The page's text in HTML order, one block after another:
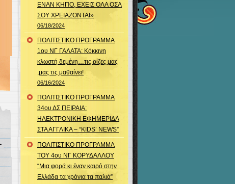
ΕΝΑΝ ΚΗΠΟ, ΕΧΕΙΣ ΟΛΑ ΟΣΑ
ΣΟΥ ΧΡΕΙΑΖΟΝΤΑΙ»
06/18/2024
ΠΟΛΙΤΙΣΤΙΚΟ ΠΡΟΓΡΑΜΜΑ
1ου ΝΓ ΓΑΛΑΤΑ: Κόκκινη
κλωστή δεμένη…τις ρίζες μας
,μας τις μαθαίνει!
06/16/2024
ΠΟΛΙΤΙΣΤΙΚΟ ΠΡΟΓΡΑΜΜΑ
34ου ΔΣ ΠΕΙΡΑΙΑ:
ΗΛΕΚΤΡΟΝΙΚΗ ΕΦΗΜΕΡΙΔΑ
ΣΤΑ ΑΓΓΛΙΚΑ – “KIDS’ NEWS”
ΠΟΛΙΤΙΣΤΙΚΟ ΠΡΟΓΡΑΜΜΑ
ΤΟΥ 4ου ΝΓ ΚΟΡΥΔΑΛΛΟΥ
“Μια φορά κι έναν καιρό στην
Ελλάδα τα χρόνια τα παλιά”